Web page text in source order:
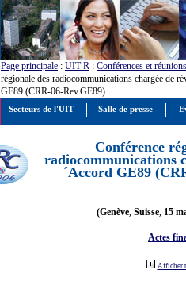
Page principale : UIT-R : Conférences et réunions
régionale des radiocommunications chargée de
GE89 (CRR-06-Rev.GE89)
Conférence
radiocommunications
´Accord GE89
(Genève, Suisse, 15
Actes
Afficher
Secteurs de l'UIT Salle de presse